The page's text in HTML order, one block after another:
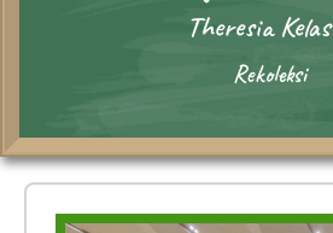
Theresia
Rekoleksi